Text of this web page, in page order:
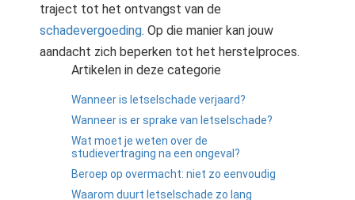
traject tot het ontvangst van de
schadevergoeding. Op die manier kan jouw
aandacht zich beperken tot het herstelproces.
Artikelen in deze categorie
Wanneer is letselschade verjaard?
Wanneer is er sprake van letselschade?
Wat moet je weten over de
studievertraging na een ongeval?
Beroep op overmacht: niet zo eenvoudig
Waarom duurt letselschade zo lang